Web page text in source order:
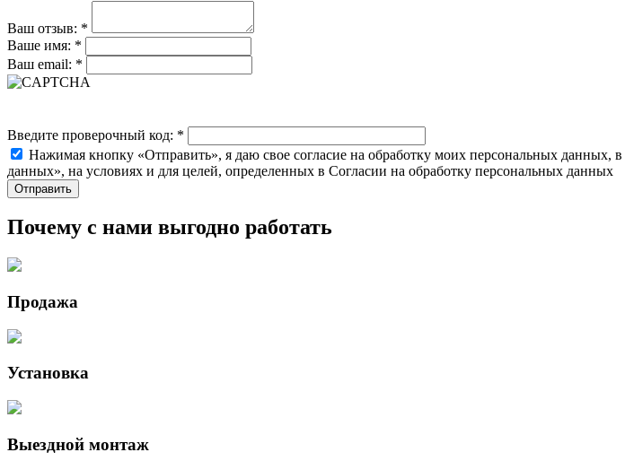
Ваш отзыв: *
Ваше имя: *
Ваш email: *
Введите проверочный код: *
Нажимая кнопку «Отправить», я даю свое согласие на обработку моих персональных
данных», на условиях и для целей, определенных в Согласии на обработку персональных данных
Почему с нами выгодно работать
Продажа
Установка
Выездной монтаж